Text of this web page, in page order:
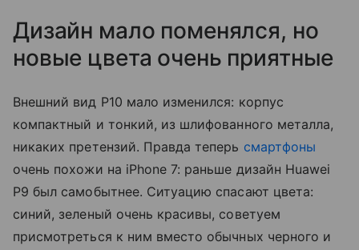
Дизайн мало поменялся, но
новые цвета очень приятные
Внешний вид P10 мало изменился: корпус
компактный и тонкий, из шлифованного металла,
никаких претензий. Правда теперь смартфоны
очень похожи на iPhone 7: раньше дизайн Huawei
P9 был самобытнее. Ситуацию спасают цвета:
синий, зеленый очень красивы, советуем
присмотреться к ним вместо обычных черного и